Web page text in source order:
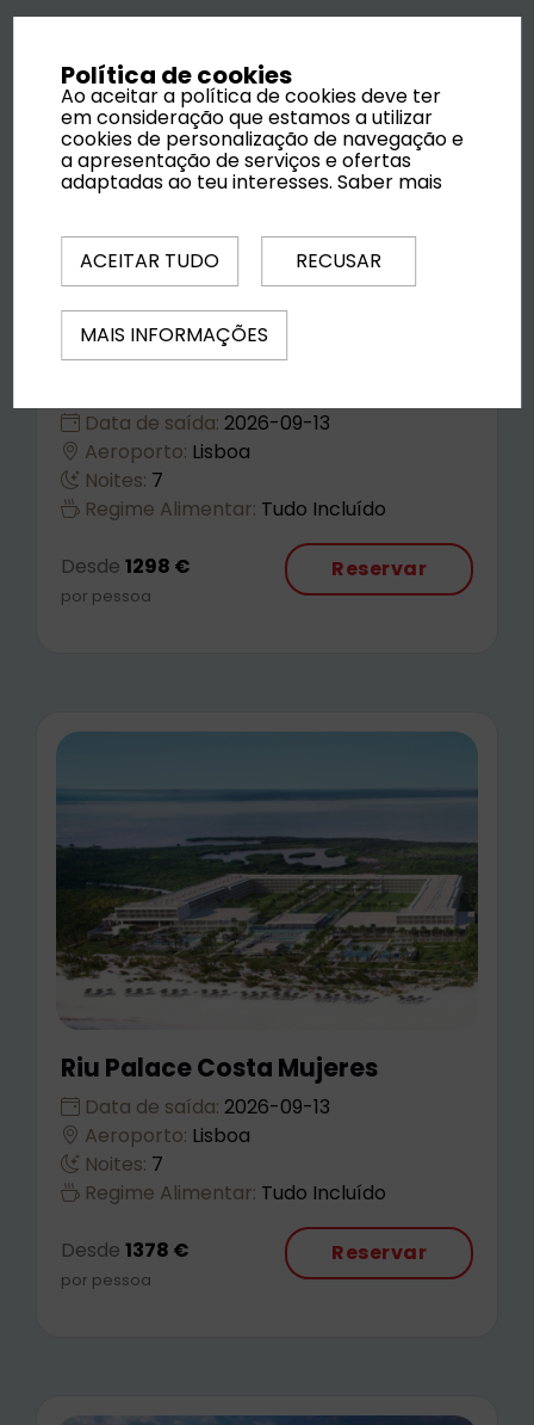
Data de saída: 2026-09-13
Aeroporto: Lisboa
Noites: 7
Regime Alimentar: Tudo Incluído
Desde 1298 €
por pessoa
Reservar
Riu Palace Costa Mujeres
Data de saída: 2026-09-13
Aeroporto: Lisboa
Noites: 7
Regime Alimentar: Tudo Incluído
Desde 1378 €
por pessoa
Reservar
Política de cookies
Ao aceitar a política de cookies deve ter
em consideração que estamos a utilizar
cookies de personalização de navegação e
a apresentação de serviços e ofertas
adaptadas ao teu interesses.Saber mais
ACEITAR TUDO RECUSAR
MAIS INFORMAÇÕES